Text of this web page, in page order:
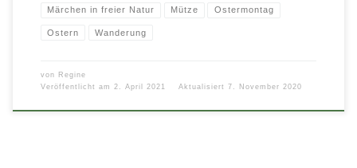
Märchen in freier Natur Mütze Ostermontag
Ostern Wanderung
von Regine
Veröffentlicht am 2. April 2021 Aktualisiert 7. November 2020